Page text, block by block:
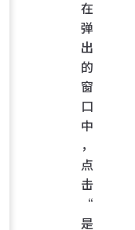
在
弹
出
的
窗
口
中
，
点
击
“
是